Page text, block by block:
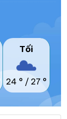
Tối
24 ° / 27 °